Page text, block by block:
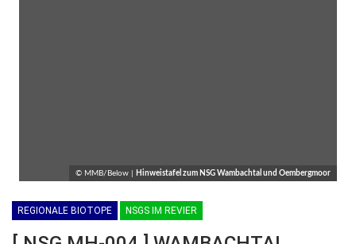
© MMB/Below | Hinweistafel zum NSG Wambachtal und Oembergmoor
REGIONALE BIOTOPE NSGS IM REVIER